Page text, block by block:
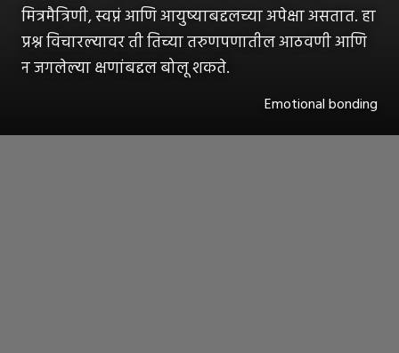
मित्रमैत्रिणी, स्वप्नं आणि आयुष्याबद्दलच्या अपेक्षा असतात. हा
प्रश्न विचारल्यावर ती तिच्या तरुणपणातील आठवणी आणि
न जगलेल्या क्षणांबद्दल बोलू शकते.
Emotional bonding